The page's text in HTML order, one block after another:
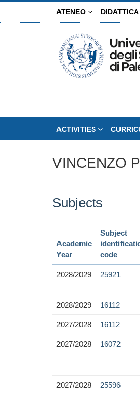
ATENEO DIDATTICA
ACTIVITIES
VINCENZO
Subjects
Academic
Year
Subject
code
2028/2029 25921
2028/2029 16112
2027/2028 16112
2027/2028 16072
2027/2028 25596